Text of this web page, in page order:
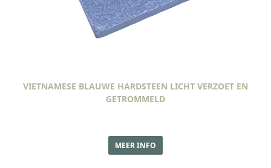
VIETNAMESE BLAUWE HARDSTEEN LICHT VERZOET EN
GETROMMELD
MEER INFO